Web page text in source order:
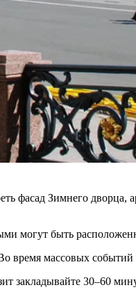
фасад Зимнего
могут быть
время массовых
закладывайте 30–60